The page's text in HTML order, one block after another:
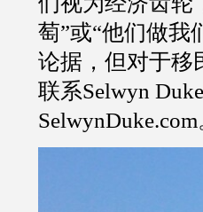
萄”或“他们做我
论据，但对于移
联系Selwyn Duke
SelwynDuke.com